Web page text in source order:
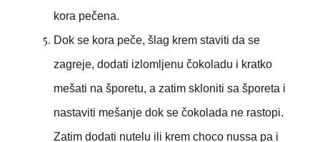
kora pečena.
Dok se kora peče, šlag krem staviti da se
zagreje, dodati izlomljenu čokoladu i kratko
mešati na šporetu, a zatim skloniti sa šporeta i
nastaviti mešanje dok se čokolada ne rastopi.
Zatim dodati nutelu ili krem choco nussa pa i